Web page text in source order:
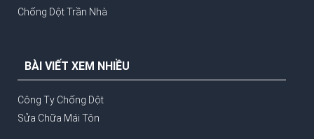
Chống Dột Trần Nhà
BÀI VIẾT XEM NHIỀU
Công Ty Chống Dột
Sửa Chữa Mái Tôn